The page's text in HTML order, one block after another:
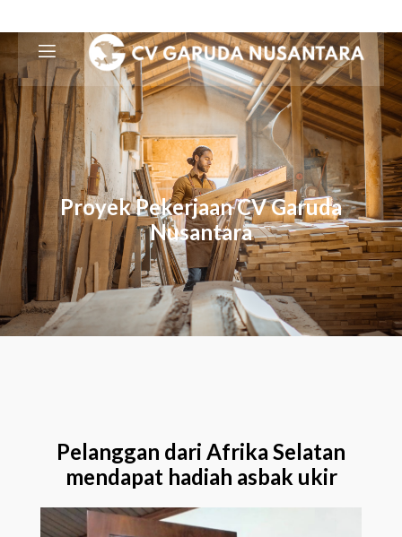
Proyek Pekerjaan CV Garuda
Nusantara
Pelanggan dari Afrika Selatan
mendapat hadiah asbak ukir